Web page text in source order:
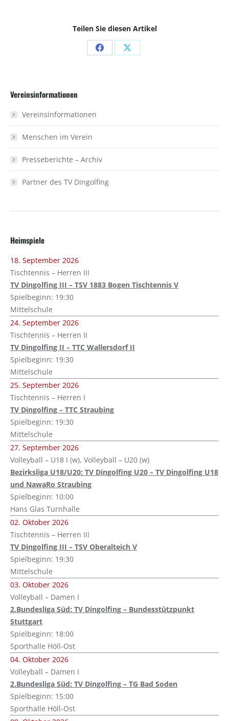
Teilen Sie diesen Artikel
Share Share
Vereinsinformationen
Vereinsinformationen
Menschen im Verein
Presseberichte – Archiv
Partner des TV Dingolfing
Heimspiele
18. September 2026
Tischtennis – Herren III
TV Dingolfing III – TSV 1883 Bogen Tischtennis V
Spielbeginn: 19:30
Mittelschule
24. September 2026
Tischtennis – Herren II
TV Dingolfing II – TTC Wallersdorf II
Spielbeginn: 19:30
Mittelschule
25. September 2026
Tischtennis – Herren I
TV Dingolfing – TTC Straubing
Spielbeginn: 19:30
Mittelschule
27. September 2026
Volleyball – U18 I (w), Volleyball – U20 (w)
Bezirksliga U18/U20: TV Dingolfing U20 – TV Dingolfing U18
und NawaRo Straubing
Spielbeginn: 10:00
Hans Glas Turnhalle
02. Oktober 2026
Tischtennis – Herren III
TV Dingolfing III – TSV Oberalteich V
Spielbeginn: 19:30
Mittelschule
03. Oktober 2026
Volleyball – Damen I
2.Bundesliga Süd: TV Dingolfing – Bundesstützpunkt
Stuttgart
Spielbeginn: 18:00
Sporthalle Höll-Ost
04. Oktober 2026
Volleyball – Damen I
2.Bundesliga Süd: TV Dingolfing – TG Bad Soden
Spielbeginn: 15:00
Sporthalle Höll-Ost